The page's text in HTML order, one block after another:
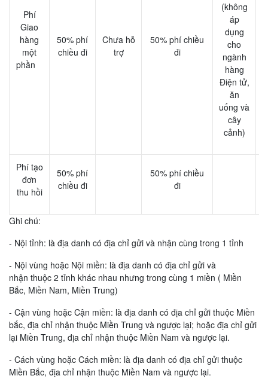
Phí
Giao
hàng
một
phần
50% phí
chiều đi
Chưa hỗ
trợ
50% phí chiều
đi
(không
áp
dụng
cho
ngành
hàng
Điện tử,
ăn
uống và
cây
cảnh)
Phí tạo
đơn
thu hồi
50% phí
chiều đi
50% phí chiều
đi
Ghi chú:
- Nội tỉnh: là địa danh có địa chỉ gửi và nhận cùng trong 1 tỉnh
- Nội vùng hoặc Nội miền: là địa danh có địa chỉ gửi và
nhận thuộc 2 tỉnh khác nhau nhưng trong cùng 1 miền ( Miền
Bắc, Miền Nam, Miền Trung)
- Cận vùng hoặc Cận miền: là địa danh có địa chỉ gửi thuộc Miền
bắc, địa chỉ nhận thuộc Miền Trung và ngược lại; hoặc địa chỉ gửi
lại Miền Trung, địa chỉ nhận thuộc Miền Nam và ngược lại.
- Cách vùng hoặc Cách miền: là địa danh có địa chỉ gửi thuộc
Miền Bắc, địa chỉ nhận thuộc Miền Nam và ngược lại.